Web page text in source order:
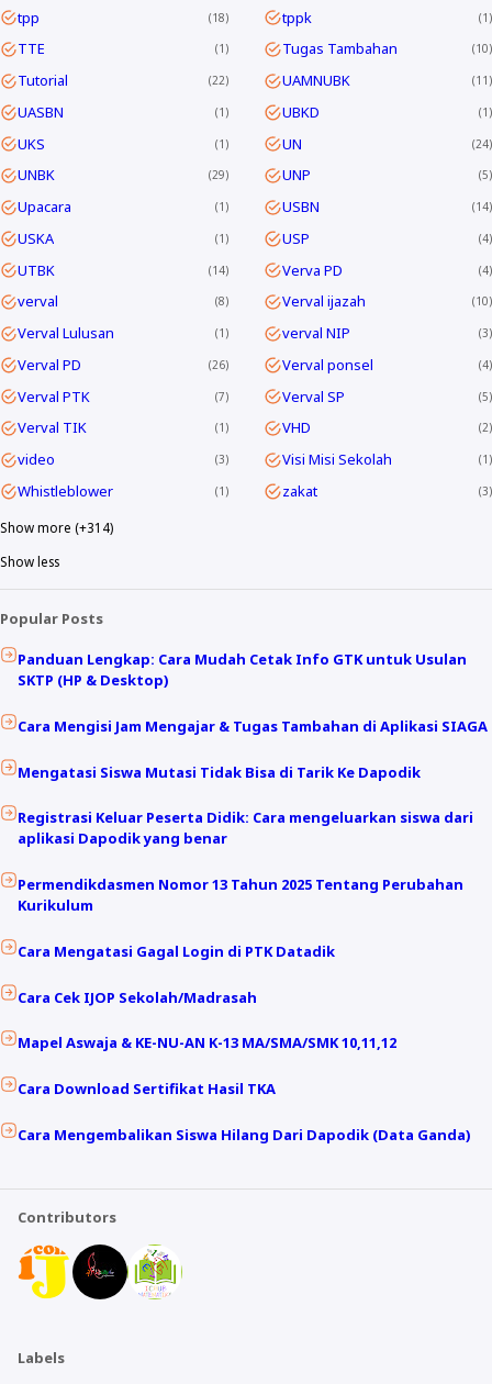
tpp 18 tppk 1
TTE 1 Tugas Tambahan 10
Tutorial 22 UAMNUBK 11
UASBN 1 UBKD 1
UKS 1 UN 24
UNBK 29 UNP 5
Upacara 1 USBN 14
USKA 1 USP 4
UTBK 14 Verva PD 4
verval 8 Verval ijazah 10
Verval Lulusan 1 verval NIP 3
Verval PD 26 Verval ponsel 4
Verval PTK 7 Verval SP 5
Verval TIK 1 VHD 2
video 3 Visi Misi Sekolah 1
Whistleblower 1 zakat 3
Show more (+314)
Show less
Popular Posts
Panduan Lengkap: Cara Mudah Cetak Info GTK untuk Usulan
SKTP (HP & Desktop)
Cara Mengisi Jam Mengajar & Tugas Tambahan di Aplikasi SIAGA
Mengatasi Siswa Mutasi Tidak Bisa di Tarik Ke Dapodik
Registrasi Keluar Peserta Didik: Cara mengeluarkan siswa dari
aplikasi Dapodik yang benar
Permendikdasmen Nomor 13 Tahun 2025 Tentang Perubahan
Kurikulum
Cara Mengatasi Gagal Login di PTK Datadik
Cara Cek IJOP Sekolah/Madrasah
Mapel Aswaja & KE-NU-AN K-13 MA/SMA/SMK 10,11,12
Cara Download Sertifikat Hasil TKA
Cara Mengembalikan Siswa Hilang Dari Dapodik (Data Ganda)
Contributors
Labels